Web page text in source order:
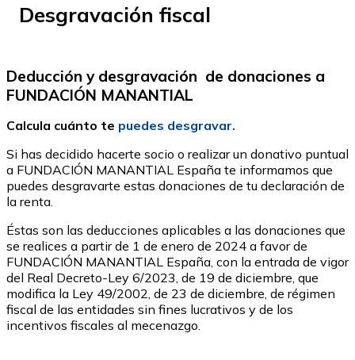
Desgravación fiscal
Deducción y desgravación de donaciones a
FUNDACIÓN MANANTIAL
Calcula cuánto te puedes desgravar.
Si has decidido hacerte socio o realizar un donativo puntual
a FUNDACIÓN MANANTIAL España te informamos que
puedes desgravarte estas donaciones de tu declaración de
la renta.
Éstas son las deducciones aplicables a las donaciones que
se realices a partir de 1 de enero de 2024 a favor de
FUNDACIÓN MANANTIAL España, con la entrada de vigor
del Real Decreto-Ley 6/2023, de 19 de diciembre, que
modifica la Ley 49/2002, de 23 de diciembre, de régimen
fiscal de las entidades sin fines lucrativos y de los
incentivos fiscales al mecenazgo.